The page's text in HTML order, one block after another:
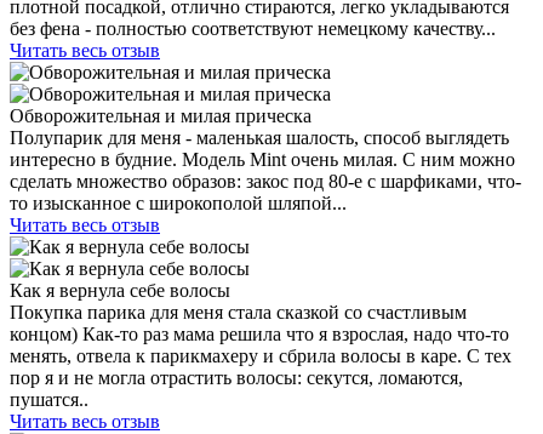
плотной посадкой, отлично стираются, легко укладываются
без фена - полностью соответствуют немецкому качеству...
Читать весь отзыв
Обворожительная и милая прическа
Полупарик для меня - маленькая шалость, способ выглядеть
интересно в будние. Модель Mint очень милая. С ним можно
сделать множество образов: закос под 80-е с шарфиками, что-
то изысканное с широкополой шляпой...
Читать весь отзыв
Как я вернула себе волосы
Покупка парика для меня стала сказкой со счастливым
концом) Как-то раз мама решила что я взрослая, надо что-то
менять, отвела к парикмахеру и сбрила волосы в каре. С тех
пор я и не могла отрастить волосы: секутся, ломаются,
пушатся..
Читать весь отзыв